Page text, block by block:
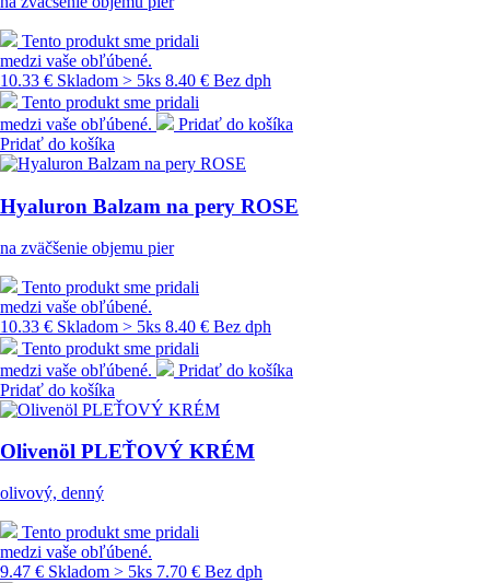
Tento produkt sme pridali
medzi vaše obľúbené.
10.33 € Skladom > 5ks 8.40 € Bez dph
Tento produkt sme pridali
medzi vaše obľúbené.
Pridať do košíka
Pridať do košíka
Hyaluron Balzam na pery ROSE
na zväčšenie objemu pier
Tento produkt sme pridali
medzi vaše obľúbené.
10.33 € Skladom > 5ks 8.40 € Bez dph
Tento produkt sme pridali
medzi vaše obľúbené.
Pridať do košíka
Pridať do košíka
Olivenöl PLEŤOVÝ KRÉM
olivový, denný
Tento produkt sme pridali
medzi vaše obľúbené.
9.47 € Skladom > 5ks 7.70 € Bez dph